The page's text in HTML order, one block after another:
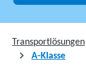
Transportlösungen
A-Klasse